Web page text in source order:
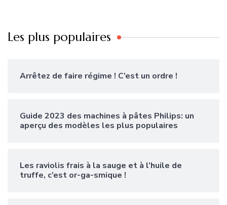
Les plus populaires
Arrêtez de faire régime ! C’est un ordre !
Guide 2023 des machines à pâtes Philips: un
aperçu des modèles les plus populaires
Les raviolis frais à la sauge et à l’huile de
truffe, c’est or-ga-smique !